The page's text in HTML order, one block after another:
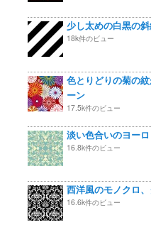
少し太めの白黒の
18k件のビュー
色とりどりの菊の
ーン
17.5k件のビュー
淡い色合いのヨー
16.8k件のビュー
西洋風のモノクロ
16.6k件のビュー